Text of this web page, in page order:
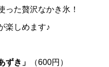
った贅沢なかき氷！
楽しめます♪
ずき」 （600円）